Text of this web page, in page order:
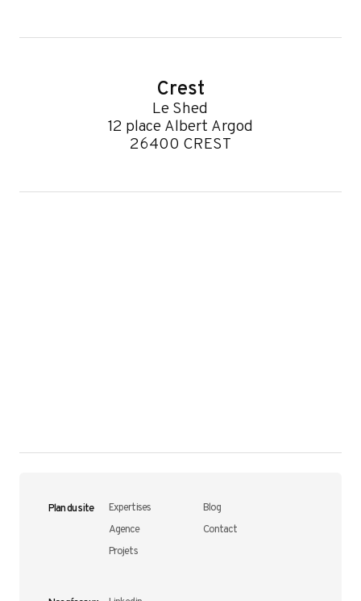
Crest
Le Shed
12 place Albert Argod
26400 CREST
Plan du site
Expertises
Agence
Projets
Blog
Contact